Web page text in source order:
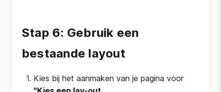
Stap 6: Gebruik een
bestaande layout
Kies bij het aanmaken van je pagina voor